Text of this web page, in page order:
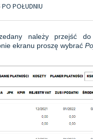
POŁUDNIU
należy przejść do
ekranu proszę wybrać